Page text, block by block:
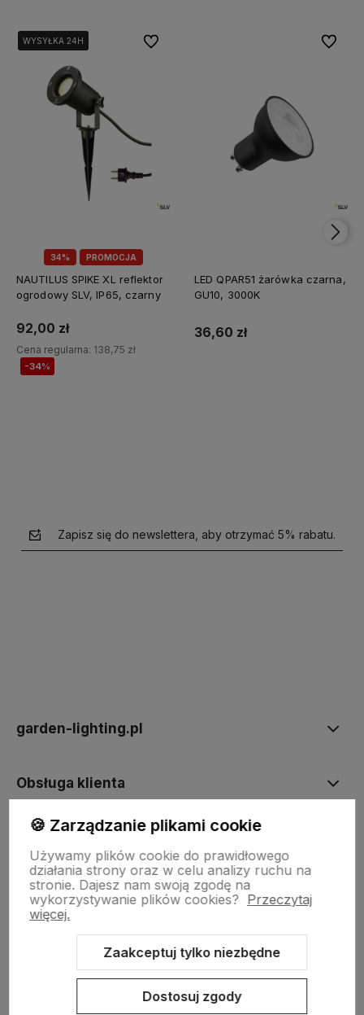
34% PROMOCJA
WYSYŁKA 24H
WYSYŁKA 24H
WYSYŁKA 24H
NAUTILUS SPIKE XL reflektor
ogrodowy SLV, IP65, czarny
92,00 zł
Cena regularna: 138,75 zł
-34%
Do ulubionych
LED QPAR51 żarówka czarna,
GU10, 3000K
36,60 zł
Do
Zapisz się do newslettera, aby otrzymać 5% rabatu.
garden-lighting.pl
Obsługa klienta
Moje konto
Sklep internetowy Shoper.pl Szablon Shoper Modern 3.0™
🍪 Zarządzanie plikami cookie
Używamy plików cookie do prawidłowego
działania strony oraz w celu analizy ruchu na
stronie. Dajesz nam swoją zgodę na
wykorzystywanie plików cookies? Przeczytaj
więcej.
Zaakceptuj tylko niezbędne
Dostosuj zgody